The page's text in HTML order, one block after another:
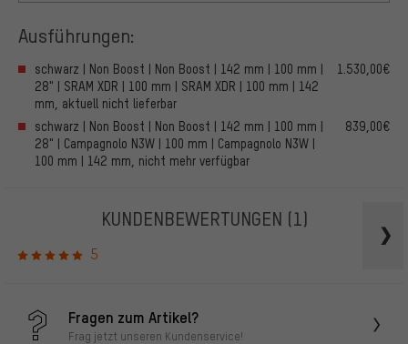
Ausführungen:
schwarz | Non Boost | Non Boost | 142 mm | 100 mm |
28" | SRAM XDR | 100 mm | SRAM XDR | 100 mm | 142
mm, aktuell nicht lieferbar
1.530,00€
schwarz | Non Boost | Non Boost | 142 mm | 100 mm |
28" | Campagnolo N3W | 100 mm | Campagnolo N3W |
100 mm | 142 mm, nicht mehr verfügbar
839,00€
KUNDENBEWERTUNGEN (1)
5
Fragen zum Artikel?
Frag jetzt unseren Kundenservice!